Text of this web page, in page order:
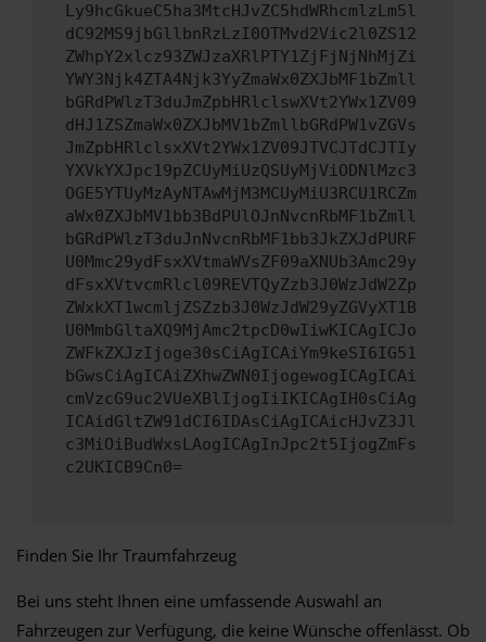
Ly9hcGkueC5ha3MtcHJvZC5hdWRhcmlzLm5l
dC92MS9jbGllbnRzLzI0OTMvd2Vic2l0ZS12
ZWhpY2xlcz93ZWJzaXRlPTY1ZjFjNjNhMjZi
YWY3Njk4ZTA4Njk3YyZmaWx0ZXJbMF1bZmll
bGRdPWlzT3duJmZpbHRlclswXVt2YWx1ZV09
dHJ1ZSZmaWx0ZXJbMV1bZmllbGRdPW1vZGVs
JmZpbHRlclsxXVt2YWx1ZV09JTVCJTdCJTIy
YXVkYXJpc19pZCUyMiUzQSUyMjViODNlMzc3
OGE5YTUyMzAyNTAwMjM3MCUyMiU3RCU1RCZm
aWx0ZXJbMV1bb3BdPUlOJnNvcnRbMF1bZmll
bGRdPWlzT3duJnNvcnRbMF1bb3JkZXJdPURF
U0Mmc29ydFsxXVtmaWVsZF09aXNUb3Amc29y
dFsxXVtvcmRlcl09REVTQyZzb3J0WzJdW2Zp
ZWxkXT1wcmljZSZzb3J0WzJdW29yZGVyXT1B
U0MmbGltaXQ9MjAmc2tpcD0wIiwKICAgICJo
ZWFkZXJzIjoge30sCiAgICAiYm9keSI6IG51
bGwsCiAgICAiZXhwZWN0IjogewogICAgICAi
cmVzcG9uc2VUeXBlIjogIiIKICAgIH0sCiAg
ICAidGltZW91dCI6IDAsCiAgICAicHJvZ3Jl
c3MiOiBudWxsLAogICAgInJpc2t5IjogZmFs
c2UKICB9Cn0=
Finden Sie Ihr Traumfahrzeug
Bei uns steht Ihnen eine umfassende Auswahl an
Fahrzeugen zur Verfügung, die keine Wünsche offenlässt. Ob